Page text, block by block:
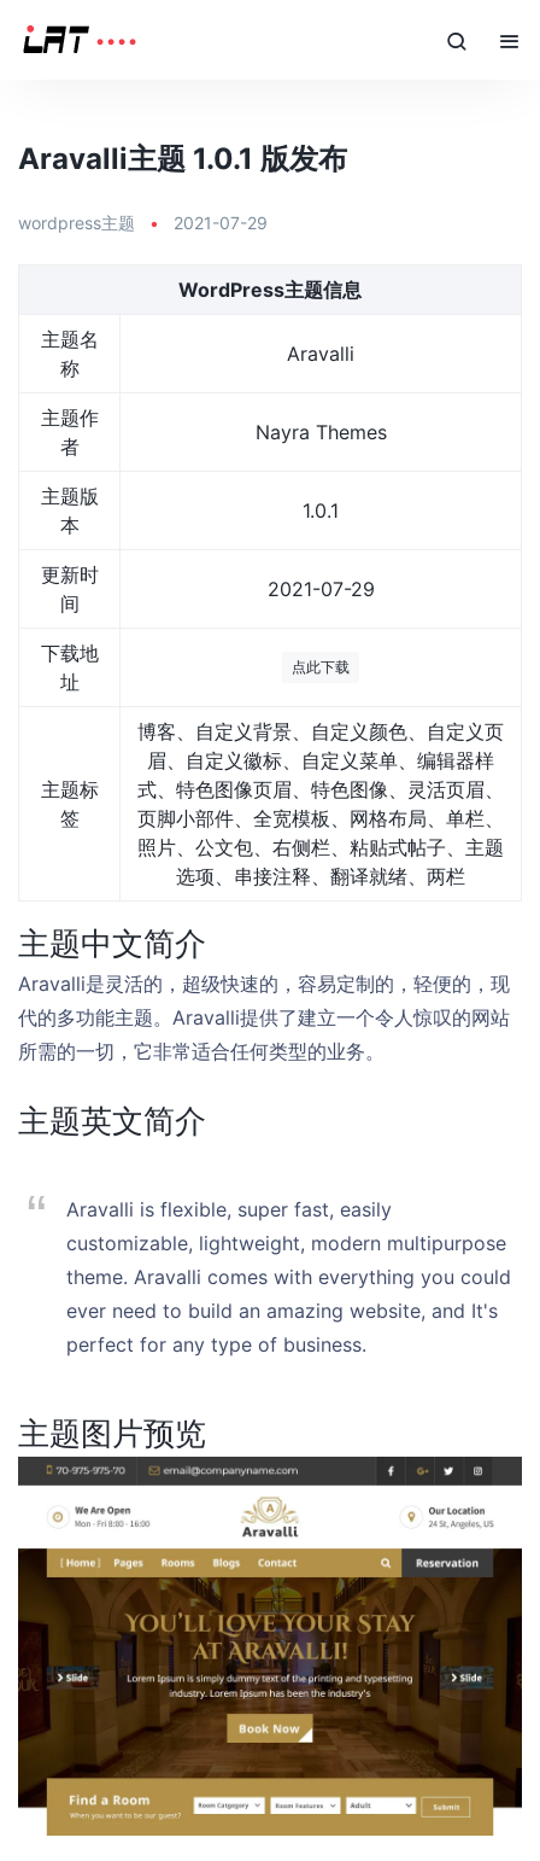
Aravalli主题 1.0.1 版发布
wordpress主题 • 2021-07-29
WordPress主题信息
主题名
称
Aravalli
主题作
者
Nayra Themes
主题版
本
1.0.1
更新时
间
2021-07-29
下载地
址
点此下载
主题标
签
博客、自定义背景、自定义颜色、自定义页
眉、自定义徽标、自定义菜单、编辑器样
式、特色图像页眉、特色图像、灵活页眉、
页脚小部件、全宽模板、网格布局、单栏、
照片、公文包、右侧栏、粘贴式帖子、主题
选项、串接注释、翻译就绪、两栏
主题中文简介
Aravalli是灵活的，超级快速的，容易定制的，轻便的，现
代的多功能主题。Aravalli提供了建立一个令人惊叹的网站
所需的一切，它非常适合任何类型的业务。
主题英文简介
Aravalli is flexible, super fast, easily
customizable, lightweight, modern multipurpose
theme. Aravalli comes with everything you could
ever need to build an amazing website, and It's
perfect for any type of business.
主题图片预览